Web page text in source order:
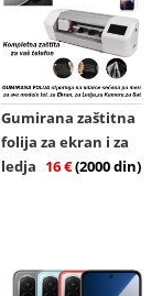
Gumirana zaštitna
folija za ekran i za
ledja 16 €(2000 din)